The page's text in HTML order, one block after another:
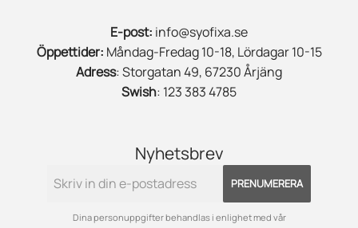
E-post: info@syofixa.se
Öppettider: Måndag-Fredag 10-18, Lördagar 10-15
Adress: Storgatan 49, 67230 Årjäng
Swish: 123 383 4785
Nyhetsbrev
PRENUMERERA
Dina personuppgifter behandlas i enlighet med vår